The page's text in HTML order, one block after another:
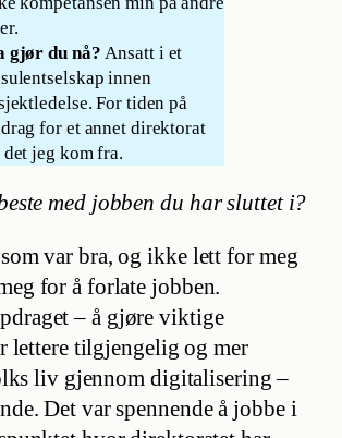
gjør du nå? Ansatt i et
innen
For tiden på
for et annet direktorat
det jeg kom fra.
med jobben du har sluttet i?
var bra, og ikke lett for meg
for å forlate jobben.
– å gjøre viktige
lettere tilgjengelig og mer
liv gjennom digitalisering –
Det var spennende å jobbe i